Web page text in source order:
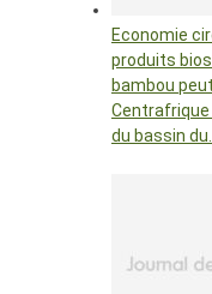
Economie
produits
bambou
du bassin du…